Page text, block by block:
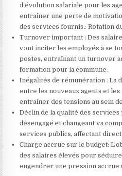
d’évolution salariale pour les
entraîner une perte de
des services fournis.: Rotation
Turnover important : Des
vont inciter les employés à se
postes, entraînant un turnover
formation pour la commune.
Inégalités de rémunération : La
entre les nouveaux agents et
entraîner des tensions au sein
Déclin de la qualité des
désengagé et changeant va
services publics, affectant
Charge accrue sur le budget:
des salaires élevés pour
engendrer une pression accrue